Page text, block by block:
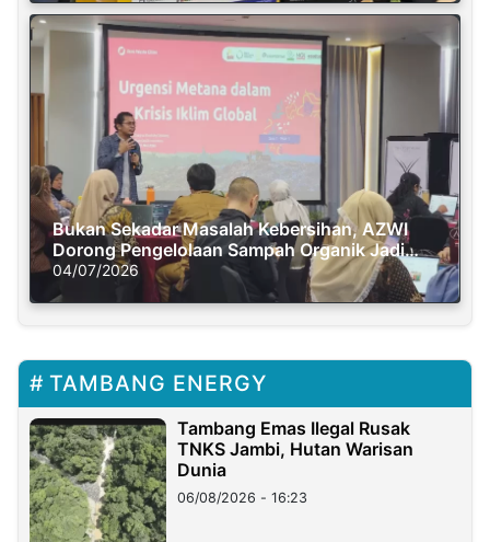
Bukan Sekadar Masalah Kebersihan, AZWI
Dorong Pengelolaan Sampah Organik Jadi
Solusi Krisis Iklim
04/07/2026
TAMBANG ENERGY
Tambang Emas Ilegal Rusak
TNKS Jambi, Hutan Warisan
Dunia
06/08/2026 - 16:23